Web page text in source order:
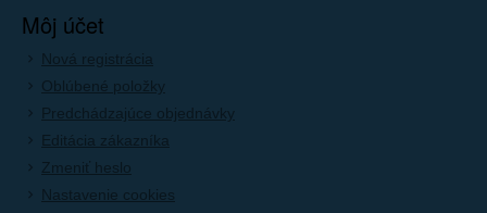
Môj účet
Nová registrácia
Oblúbené položky
Predchádzajúce objednávky
Editácia zákazníka
Zmeniť heslo
Nastavenie cookies